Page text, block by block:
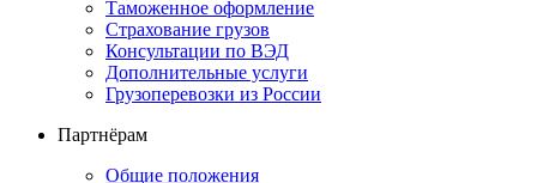
Таможенное оформление
Страхование грузов
Консультации по ВЭД
Дополнительные услуги
Грузоперевозки из России
Партнёрам
Общие положения